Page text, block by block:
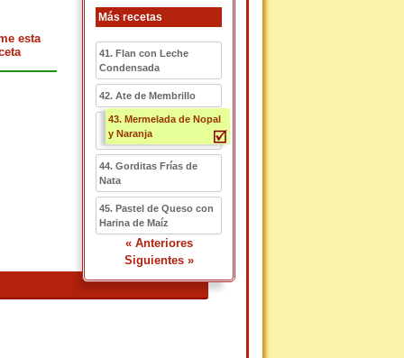
etcétera. La fruta que
mermeladas pueden ir
en forma entera o en
trozos, dependiendo del
gusto de quien las
prepara.
Más recetas
41. Flan con Leche
Condensada
42. Ate de Membrillo
43. Mermelada de Nopal
y Naranja
44. Gorditas Frías de
Nata
45. Pastel de Queso con
Harina de Maíz
« Anteriores
Siguientes »
esta